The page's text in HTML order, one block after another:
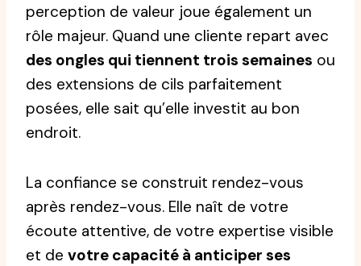
perception de valeur joue également un
rôle majeur. Quand une cliente repart avec
des ongles qui tiennent trois semaines ou
des extensions de cils parfaitement
posées, elle sait qu’elle investit au bon
endroit.
La confiance se construit rendez-vous
après rendez-vous. Elle naît de votre
écoute attentive, de votre expertise visible
et de votre capacité à anticiper ses